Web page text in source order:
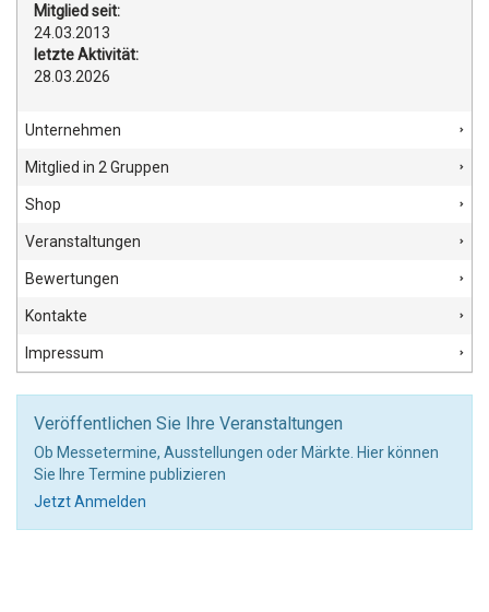
Mitglied seit:
24.03.2013
letzte Aktivität:
28.03.2026
Unternehmen
Mitglied in 2 Gruppen
Shop
Veranstaltungen
Bewertungen
Kontakte
Impressum
Veröffentlichen Sie Ihre Veranstaltungen
Ob Messetermine, Ausstellungen oder Märkte. Hier können
Sie Ihre Termine publizieren
Jetzt Anmelden